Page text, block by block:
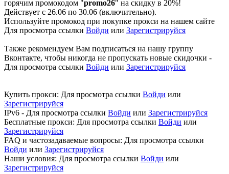
горячим промокодом "promo26" на скидку в 20%!
Действует с 26.06 по 30.06 (включительно).
Используйте промокод при покупке прокси на нашем сайте
Для просмотра ссылки Войди или Зарегистрируйся
Также рекомендуем Вам подписаться на нашу группу
Вконтакте, чтобы никогда не пропускать новые скидочки -
Для просмотра ссылки Войди или Зарегистрируйся
Купить прокси: Для просмотра ссылки Войди или
Зарегистрируйся
IPv6 - Для просмотра ссылки Войди или Зарегистрируйся
Бесплатные прокси: Для просмотра ссылки Войди или
Зарегистрируйся
FAQ и частозадаваемые вопросы: Для просмотра ссылки
Войди или Зарегистрируйся
Наши условия: Для просмотра ссылки Войди или
Зарегистрируйся